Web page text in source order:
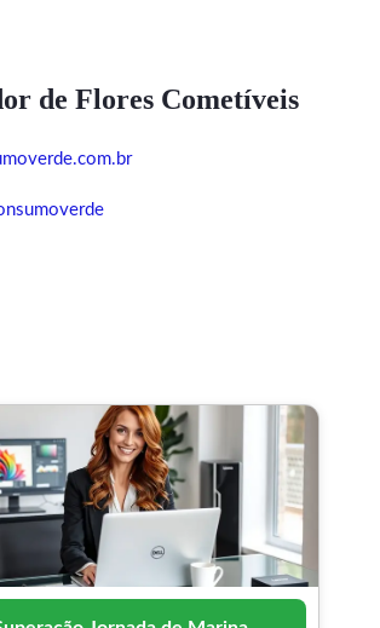
de Flores Cometíveis